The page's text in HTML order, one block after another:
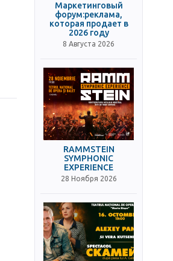
Маркетинговый
форум:реклама,
которая продает в
2026 году
8 Августа 2026
RAMMSTEIN
SYMPHONIC
EXPERIENCE
28 Ноября 2026